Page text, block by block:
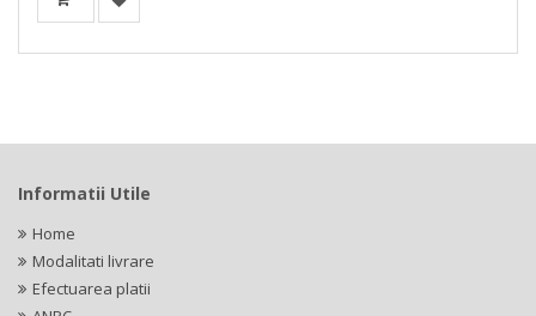
Informatii Utile
Home
Modalitati livrare
Efectuarea platii